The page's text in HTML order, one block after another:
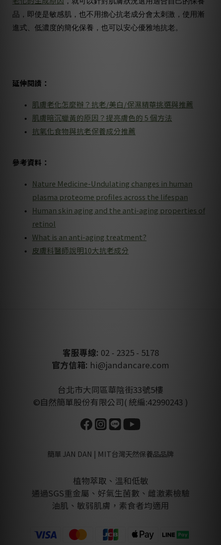
品，即使是敏感肌，也不用擔心抗老成分會太刺激，使用漸
進式、低濃度的簡化保養，也可以安心優雅地抗老。
延伸閱讀：
肌膚老化怎麼辦？抗老/美白/保濕精華挑選與推薦
肌膚暗沉蠟黃的原因？提亮膚色的 5 個方法
抗氧化食物與抗老保養成分推薦
參考資料：
Nature Medicine-Undulating changes in human
plasma proteome profiles across the lifespan
Human skin aging and the anti-aging properties of
retinol
What is an anti-aging treatment?
皮膚科醫師說明10大抗老成分
客服專線: 02 - 2325 - 5178
官方信箱: hi@jandancare.com
台北市大同區華陰街33號5樓
©自然簡單股份有限公司( 統編:42990243 )
簡單 JAN DAN | MIT台灣天然保養品品牌
植物萃取、溫和低敏
通過SGS重金屬、好氣生菌數、雌激素檢驗
油肌、敏弱肌膚，素食者均適用